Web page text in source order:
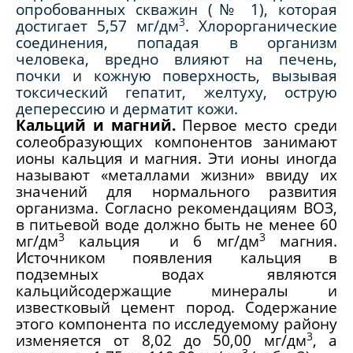
опробованных скважин (№ 1), которая
достигает 5,57 мг/дм3. Хлорорганические
соединения, попадая в организм
человека, вредно влияют на печень,
почки и кожную поверхность, вызывая
токсический гепатит, желтуху, острую
деперессию и дерматит кожи.
Кальций и магний. Первое место среди
солеобразующих компонентов занимают
ионы кальция и магния. Эти ионы иногда
называют «металлами жизни» ввиду их
значений для нормального развития
организма. Согласно рекомендациям ВОЗ,
в питьевой воде должно быть не менее 60
мг/дм3 кальция и 6 мг/дм3магния.
Источником появления кальция в
подземных водах являются
кальцийсодержащие минералы и
известковый цемент пород. Содержание
этого компонента по исследуемому району
изменяется от 8,02 до 50,00 мг/дм3, а